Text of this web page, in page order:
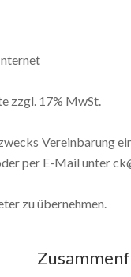
zzgl. 17% MwSt.
Vereinbarung
per E-Mail unter
zu übernehmen.